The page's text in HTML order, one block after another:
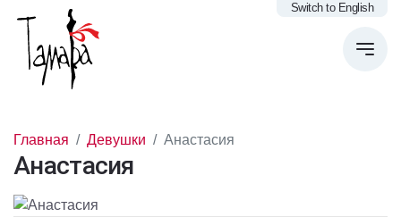
Switch to English
Главная Девушки Анастасия
Анастасия